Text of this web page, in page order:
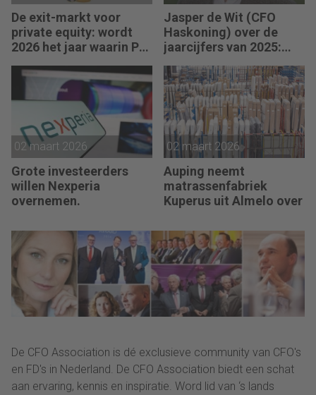
De exit-markt voor
private equity: wordt
2026 het jaar waarin PE
Jasper de Wit (CFO
Haskoning) over de
jaarcijfers van 2025:
marktomstandigheden
voor hernieuwbare
energie en offshore
wind, was 2025 een
sterk jaar.”
02 maart 2026
Grote investeerders
willen Nexperia
overnemen.
02 maart 2026
Auping neemt
matrassenfabriek
Kuperus uit Almelo over
De CFO Association is dé exclusieve community van CFO's
en FD's in Nederland. De CFO Association biedt een schat
aan ervaring, kennis en inspiratie. Word lid van ‘s lands